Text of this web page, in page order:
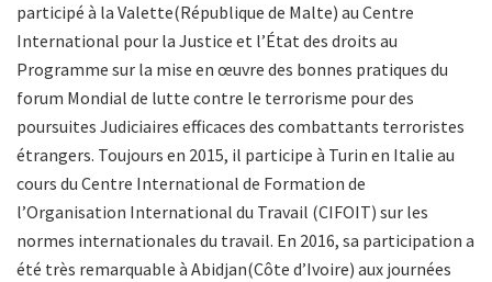
participé à la Valette(République de Malte) au Centre
International pour la Justice et l’État des droits au
Programme sur la mise en œuvre des bonnes pratiques du
forum Mondial de lutte contre le terrorisme pour des
poursuites Judiciaires efficaces des combattants terroristes
étrangers. Toujours en 2015, il participe à Turin en Italie au
cours du Centre International de Formation de
l’Organisation International du Travail (CIFOIT) sur les
normes internationales du travail. En 2016, sa participation a
été très remarquable à Abidjan(Côte d’Ivoire) aux journées